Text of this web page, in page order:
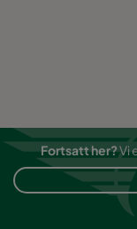
Fortsatt her?Vi